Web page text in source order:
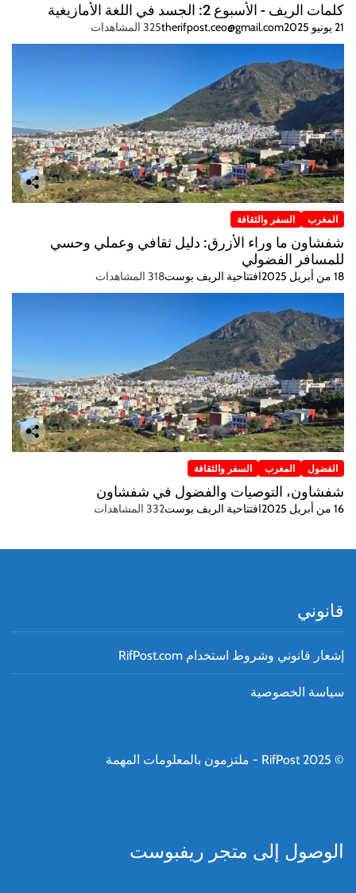
كلمات الريف - الأسبوع 2: الجسد في اللغة الأمازيغية
21 يونيو 2025 therifpost.ceo@gmail.com325 المشاهدات
المغرب السفر والثقافة
شفشاون ما وراء الأزرق: دليل ثقافي وعملي وحسي
للمسافر الفضولي
18 من أبريل 2025 افتتاحية الريف بوست318 المشاهدات
الفضول المغرب السفر والثقافة
شفشاون، التوصيات والفضول في شفشاون
16 من أبريل 2025 افتتاحية الريف بوست332 المشاهدات
قانوني
إشعار قانوني وشروط استخدام RifPost.com
سياسة الخصوصية
© RifPost 2025 - ملتزمون بالمعلومات المهمة
الوصول إلى متجر ريفبوست